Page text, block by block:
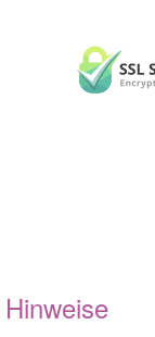
Hinweise